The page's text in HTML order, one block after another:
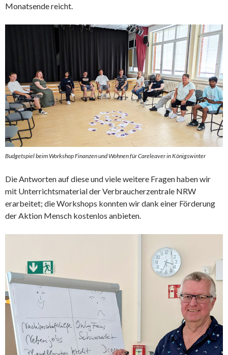
Monatsende reicht.
Budgetspiel beim Workshop Finanzen und Wohnen für Careleaver in Königswinter
Die Antworten auf diese und viele weitere Fragen haben wir
mit Unterrichtsmaterial der Verbraucherzentrale NRW
erarbeitet; die Workshops konnten wir dank einer Förderung
der Aktion Mensch kostenlos anbieten.